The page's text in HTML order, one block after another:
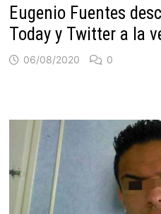
Eugenio Fuentes
Today y Twitter a la
06/08/2020 0